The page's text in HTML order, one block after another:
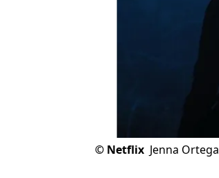
© Netflix Jenna Ortega